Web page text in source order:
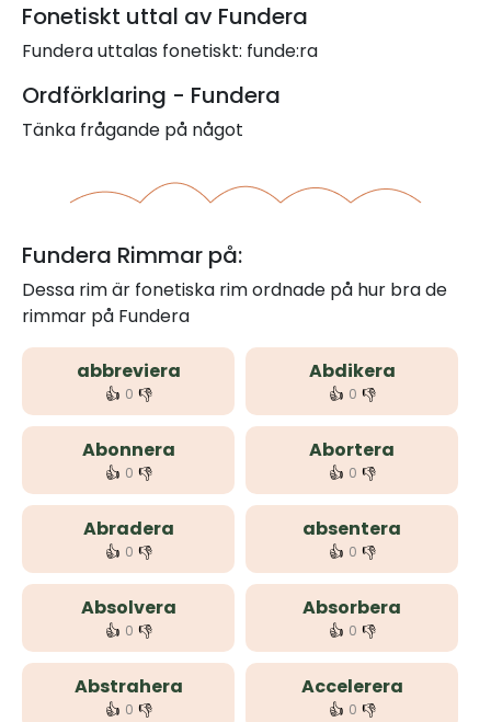
Fonetiskt uttal av Fundera
Fundera uttalas fonetiskt: funde:ra
Ordförklaring - Fundera
Tänka frågande på något
Fundera Rimmar på:
Dessa rim är fonetiska rim ordnade på hur bra de
rimmar på Fundera
abbreviera
👍 0 👎
Abdikera
👍 0 👎
Abonnera
👍 0 👎
Abortera
👍 0 👎
Abradera
👍 0 👎
absentera
👍 0 👎
Absolvera
👍 0 👎
Absorbera
👍 0 👎
Abstrahera
👍 0 👎
Accelerera
👍 0 👎